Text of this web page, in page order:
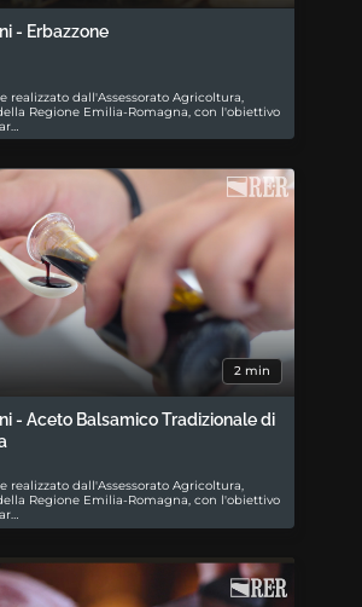
- Erbazzone
realizzato dall'Assessorato Agricoltura,
Regione Emilia-Romagna, con l'obiettivo
2 min
- Aceto Balsamico Tradizionale di
realizzato dall'Assessorato Agricoltura,
Regione Emilia-Romagna, con l'obiettivo